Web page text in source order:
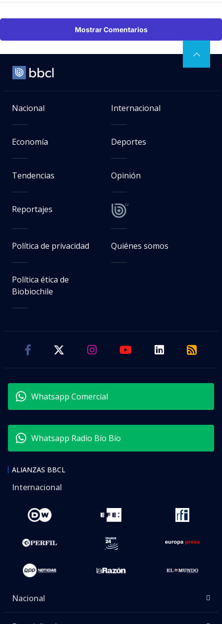
Mostrar Comentarios
Nacional Internacional
Economía Deportes
Tendencias Opinión
Reportajes
Política de privacidad Quiénes somos
Política ética de
Biobiochile
Whatsapp Comercial
Whatsapp Radio Bío Bío
ALIANZAS BBCL
Internacional
Nacional